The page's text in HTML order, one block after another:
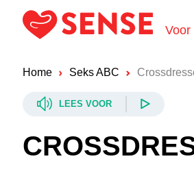
Voor
Home Seks ABC
LEES VOOR